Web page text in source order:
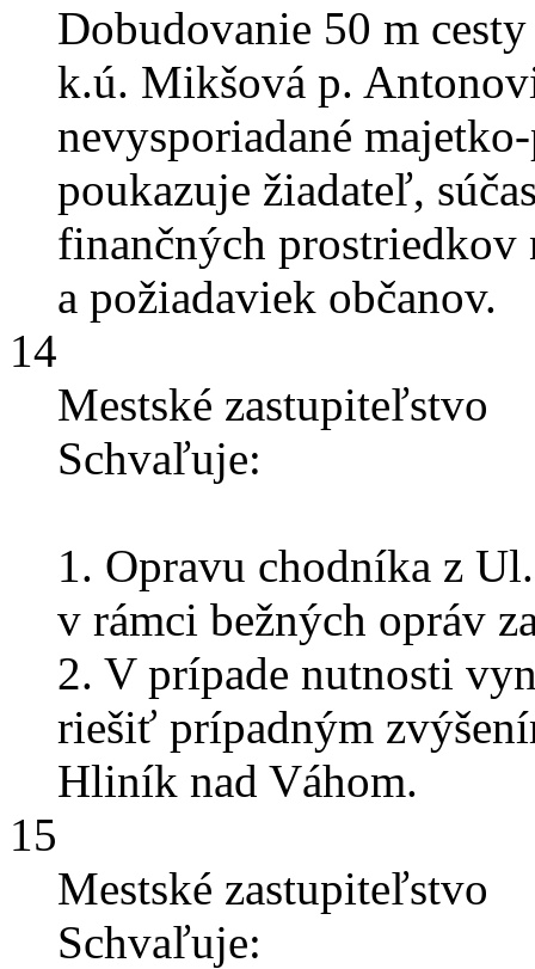
Dobudovanie 50 m
k.ú. Mikšová p.
nevysporiadané
poukazuje žiadateľ,
finančných prostriedkov
a požiadaviek občanov.
14
Mestské zastupiteľstvo
Schvaľuje:
1. Opravu chodníka z
v rámci bežných opráv
2. V prípade nutnosti
riešiť prípadným
Hliník nad Váhom.
15
Mestské zastupiteľstvo
Schvaľuje: